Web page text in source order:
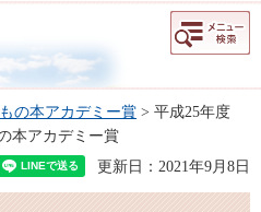
メニュー
検索
の本アカデミー賞 > 平成25年度
本アカデミー賞
更新日：2021年9月8日